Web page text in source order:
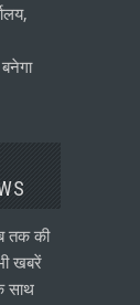
तक की
खबरें
साथ